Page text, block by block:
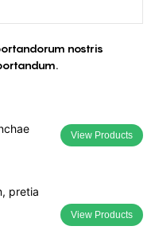
nostris
View Products
pretia
View Products